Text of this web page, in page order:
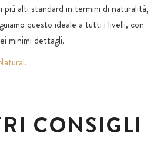
più alti standard in termini di naturalità,
questo ideale a tutti i livelli, con
minimi dettagli.
CONSIGLI